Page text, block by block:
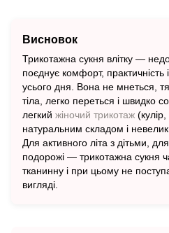
Висновок
Трикотажна сукня влітку —
поєднує комфорт,
усього дня. Вона не мнеться,
тіла, легко переться і швидко
легкий жіночий трикотаж
натуральним складом і
Для активного літа з дітьми,
подорожі — трикотажна сукня
тканинну і при цьому не
вигляді.